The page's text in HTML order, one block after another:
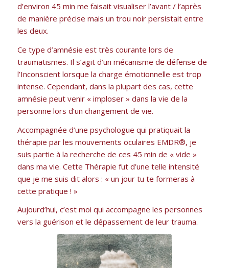
d’environ 45 min me faisait visualiser l’avant / l’après
de manière précise mais un trou noir persistait entre
les deux.
Ce type d’amnésie est très courante lors de
traumatismes. Il s’agit d’un mécanisme de défense de
l’Inconscient lorsque la charge émotionnelle est trop
intense. Cependant, dans la plupart des cas, cette
amnésie peut venir « imploser » dans la vie de la
personne lors d’un changement de vie.
Accompagnée d’une psychologue qui pratiquait la
thérapie par les mouvements oculaires EMDR®, je
suis partie à la recherche de ces 45 min de « vide »
dans ma vie. Cette Thérapie fut d’une telle intensité
que je me suis dit alors : « un jour tu te formeras à
cette pratique ! »
Aujourd’hui, c’est moi qui accompagne les personnes
vers la guérison et le dépassement de leur trauma.